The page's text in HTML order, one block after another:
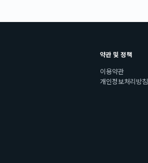
약관 및 정책
이용약관
개인정보처리방침